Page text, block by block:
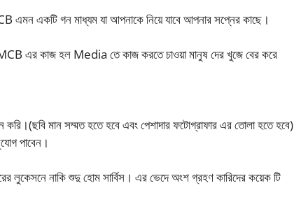
এমন একটি গন মাধ্যম যা আপনাকে নিয়ে যাবে আপনার সপ্নের কাছে।
এর কাজ হল Media তে কাজ করতে চাওয়া মানুষ দের খুজে বের করে
মান সম্মত হতে হবে এবং পেশাদার ফটোগ্রাফার এর তোলা হতে হবে)
পাবেন।
নাকি শুদু হোম সার্বিস। এর ভেদে অংশ গ্রহণ কারিদের কয়েক টি